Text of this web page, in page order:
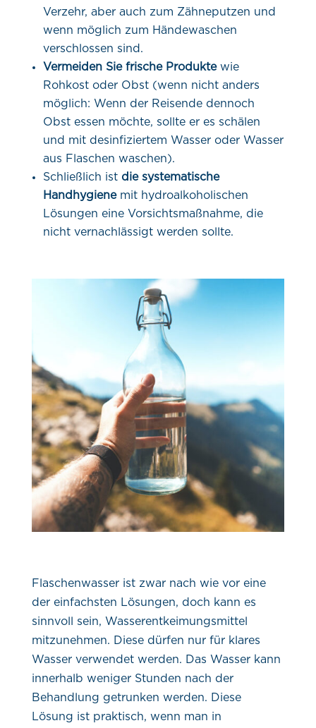
Verzehr, aber auch zum Zähneputzen und
wenn möglich zum Händewaschen
verschlossen sind.
Vermeiden Sie frische Produktewie
Rohkost oder Obst (wenn nicht anders
möglich: Wenn der Reisende dennoch
Obst essen möchte, sollte er es schälen
und mit desinfiziertem Wasser oder Wasser
aus Flaschen waschen).
Schließlich ist die systematische
Handhygienemit hydroalkoholischen
Lösungen eine Vorsichtsmaßnahme, die
nicht vernachlässigt werden sollte.
Flaschenwasser ist zwar nach wie vor eine
der einfachsten Lösungen, doch kann es
sinnvoll sein, Wasserentkeimungsmittel
mitzunehmen. Diese dürfen nur für klares
Wasser verwendet werden. Das Wasser kann
innerhalb weniger Stunden nach der
Behandlung getrunken werden. Diese
Lösung ist praktisch, wenn man in